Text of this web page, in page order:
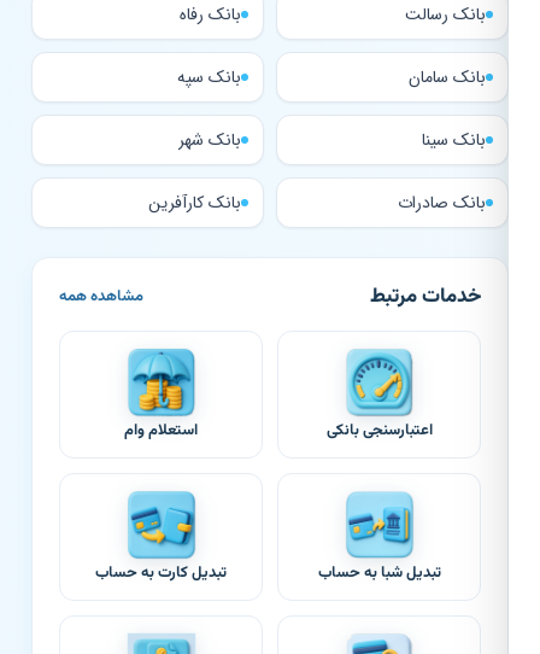
بانک رسالت بانک رفاه
بانک سامان بانک سپه
بانک سینا بانک شهر
بانک صادرات بانک کارآفرین
خدمات مرتبط مشاهده همه
اعتبارسنجی بانکی استعلام وام
تبدیل شبا به حساب تبدیل کارت به حساب